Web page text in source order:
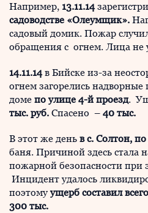
Например, 13.11.14
садоводстве «Олеумщик».
садовый домик. Пожар
обращения с огнем. Лица не
14.11.14в Бийске из-за
огнем загорелись надворные
доме по улице 4-й проезд.
тыс. руб. Спасено – 40 тыс.
В этот же день в с. Солтон,
баня. Причиной здесь стала
пожарной безопасности при
Инцидент удалось
поэтомуущерб составил
300 тыс.